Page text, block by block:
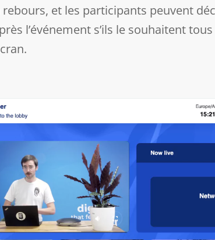
et les participants peuvent
l’événement s’ils le souhaitent